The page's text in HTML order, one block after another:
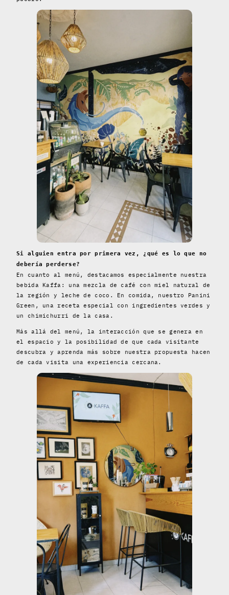
Si alguien entra por primera vez, ¿qué es lo que no
debería perderse?
En cuanto al menú, destacamos especialmente nuestra
bebida Kaffa: una mezcla de café con miel natural de
la región y leche de coco. En comida, nuestro Panini
Green, una receta especial con ingredientes verdes y
un chimichurri de la casa.
Más allá del menú, la interacción que se genera en
el espacio y la posibilidad de que cada visitante
descubra y aprenda más sobre nuestra propuesta hacen
de cada visita una experiencia cercana.